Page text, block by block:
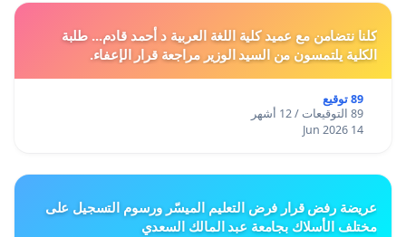
كلنا نتضامن مع عميد كلية اللغة العربية د أحمد قادم... طلبة
الكلية يلتمسون من السيد الوزير مراجعة قرار الإعفاء.
89 توقيع
89 التوقيعات / 12 أشهر
14 Jun 2026
عريضة رفض قرار فرض التعليم الميسّر ورسوم التسجيل على
مختلف الأسلاك بجامعة عبد المالك السعدي